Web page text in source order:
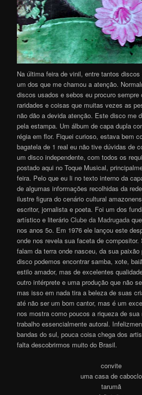
Na última feira de vinil, entre tantos
um dos que me chamou a atenção.
discos usados e sebos eu procuro sempre
raridades e coisas que muitas vezes as
não dão a devida atenção. Este disco me
pela estampa. Um álbum de capa dupla
régia em flor. Fiquei curioso, estava bem
bagatela de 1 real eu não tive dúvidas de
um disco independente, com todos os
postado aqui no Toque Musical,
feira. Pelo que eu li no texto interno da
de algumas informações recolhidas da
ilustre figura do cenário cultural
escritor, jornalista e poeta. Foi um dos
artístico e literárioClube da Madrugada
nos anos 5o. Em 1976 ele lançou este
onde nos revela sua faceta de
falam da terra onde nasceu, da sua
disco podemos encontrar samba, xote,
estilo amador, mas de excelentes
outro intérprete e uma produção que não
mas isso em nada tira a beleza de suas
até não ser um bom cantor, mas é um
nos mostra como poucos a riqueza de
trabalho essencialmente autoral.
bandas do sul, pouca coisa chega dos
falta descobrirmos muito do Brasil.
convite
uma casa de caboclo
tarumã